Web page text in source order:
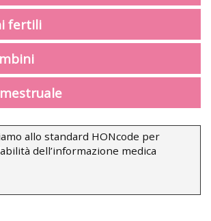
fertili
allo standard HONcode per
dell’informazione medica